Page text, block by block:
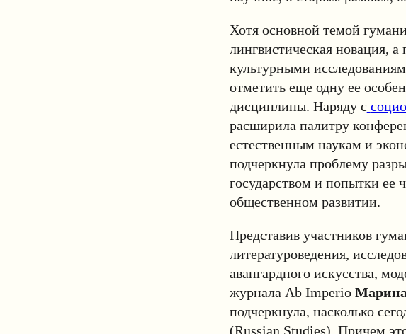
Хотя основной темой
лингвистическая новация,
культурными
отметить еще одну ее
дисциплины. Наряду с
расширила палитру
естественным наукам и
подчеркнула проблему
государством и попытки ее
общественном развитии.
Представив участников
литературоведения,
авангардного искусства,
журнала Ab Imperio
подчеркнула, насколько
(Russian Studies). Причем